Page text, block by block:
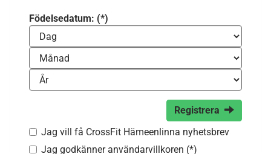
Födelsedatum: (*)
Registrera
Jag vill få CrossFit Hämeenlinna nyhetsbrev
Jag godkänner användarvillkoren (*)